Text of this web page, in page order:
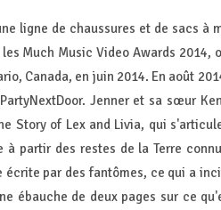
ligne de chaussures et de sacs à
Much Music Video Awards 2014,
Canada, en juin 2014. En août
Jenner et sa sœur
Story of Lex and Livia, qui
partir des restes de la Terre
par des fantômes, ce qui a
ébauche de deux pages sur ce